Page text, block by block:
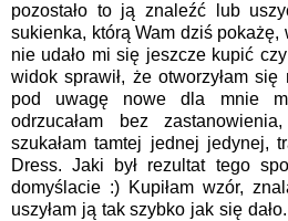
pozostało to ją znaleźć lub
sukienka, którą Wam dziś pokażę,
nie udało mi się jeszcze kupić
widok sprawił, że otworzyłam
pod uwagę nowe dla mnie
odrzucałam bez
szukałam tamtej jednej jedynej,
Dress. Jaki był rezultat tego
domyślacie :) Kupiłam wzór,
uszyłam ją tak szybko jak się